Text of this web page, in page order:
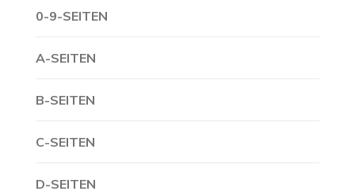
0-9-SEITEN
A-SEITEN
B-SEITEN
C-SEITEN
D-SEITEN